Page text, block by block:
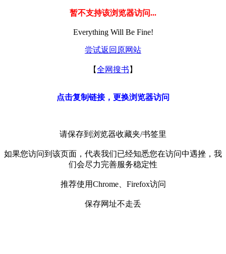
暂不支持该浏览器访问...
Everything Will Be Fine!
尝试返回原网站
【全网搜书 】
点击复制链接，更换浏览器访问
请保存到浏览器收藏夹/书签里
如果您访问到该页面，代表我们已经知悉您在访问中遇挫，我
们会尽力完善服务稳定性
推荐使用Chrome、Firefox访问
保存网址不走丢